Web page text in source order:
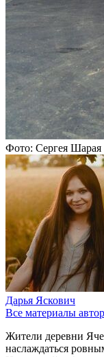
Фото: Сергея Шарая
Дарья Яскович
Все материалы
Жители деревни
наслаждаться